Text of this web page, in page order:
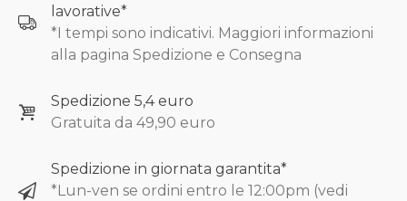
lavorative*
*I tempi sono indicativi. Maggiori informazioni
alla pagina Spedizione e Consegna
Spedizione 5,4 euro
Gratuita da 49,90 euro
Spedizione in giornata garantita*
*Lun-ven se ordini entro le 12:00pm (vedi